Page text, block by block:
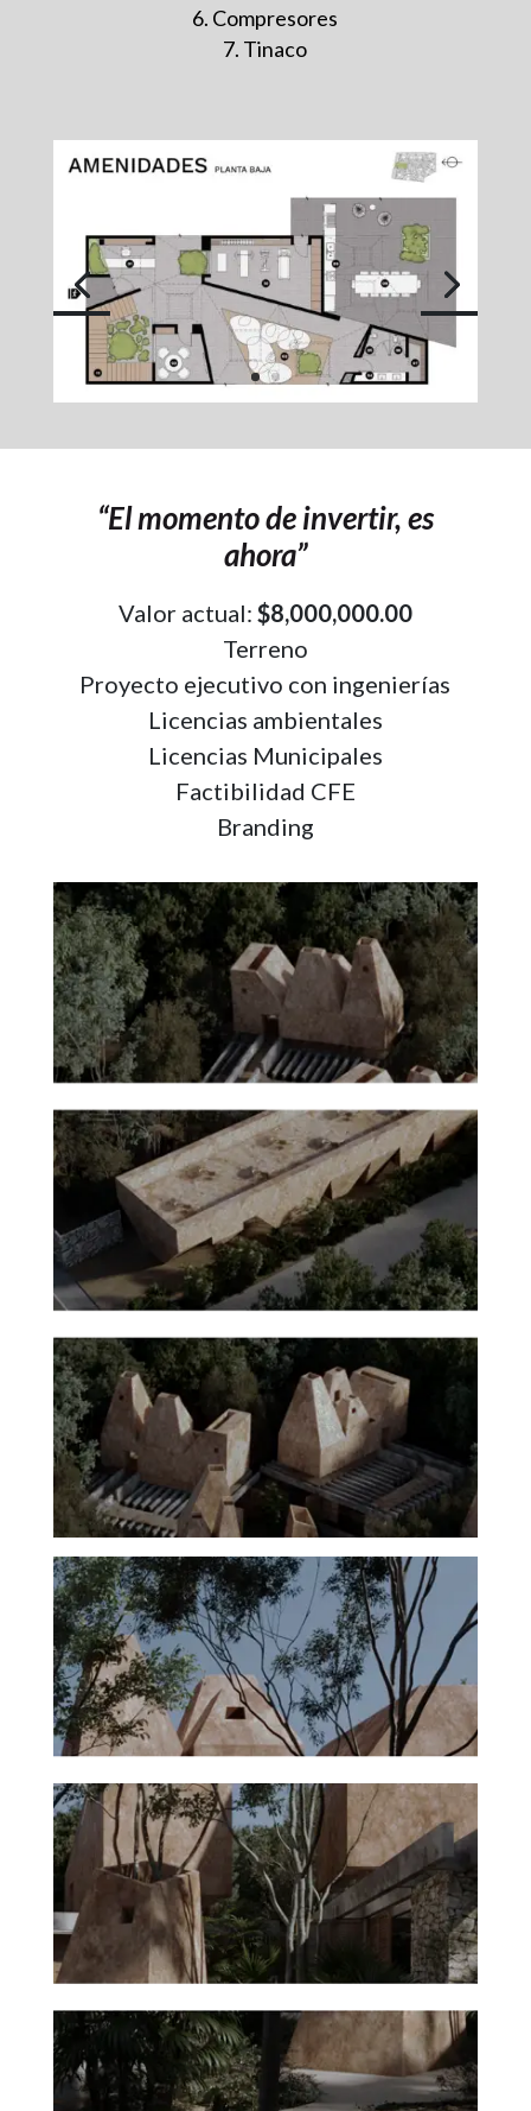
Compresores
Tinaco
“El momento de invertir, es
ahora”
Valor actual: $8,000,000.00
Terreno
Proyecto ejecutivo con ingenierías
Licencias ambientales
Licencias Municipales
Factibilidad CFE
Branding